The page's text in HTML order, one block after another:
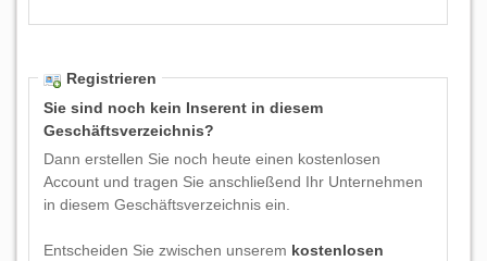
Registrieren
Sie sind noch kein Inserent in diesem
Geschäftsverzeichnis?
Dann erstellen Sie noch heute einen kostenlosen
Account und tragen Sie anschließend Ihr Unternehmen
in diesem Geschäftsverzeichnis ein.
Entscheiden Sie zwischen unserem kostenlosen